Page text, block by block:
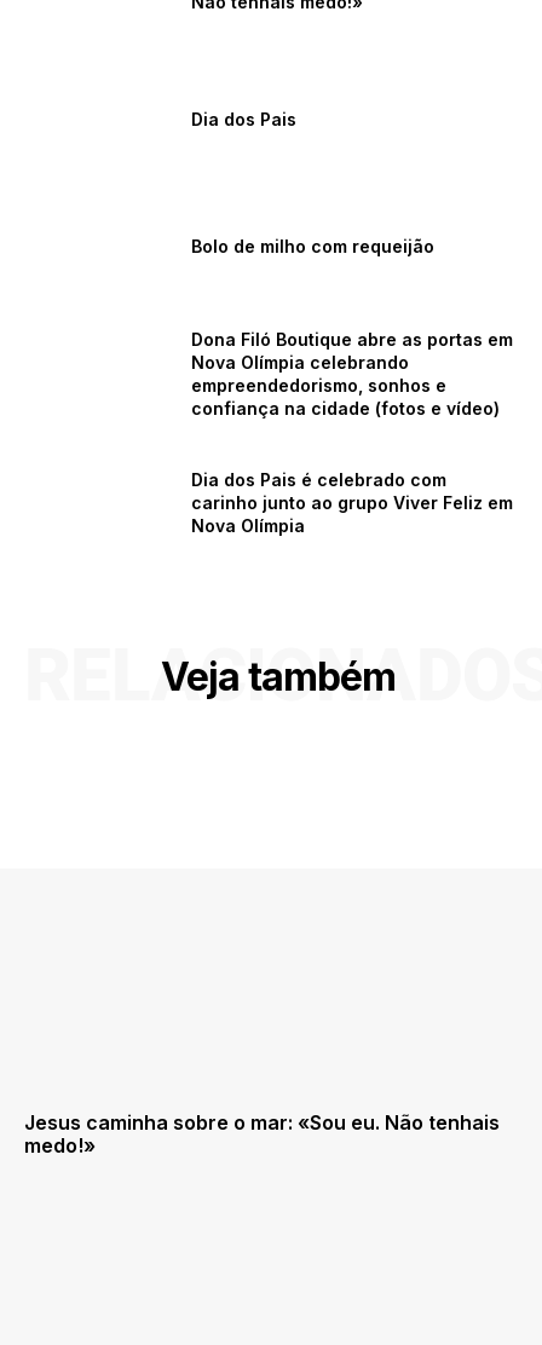
Dia dos Pais
Bolo de milho com requeijão
Dona Filó Boutique abre as portas em
Nova Olímpia celebrando
empreendedorismo, sonhos e
confiança na cidade (fotos e vídeo)
Dia dos Pais é celebrado com
carinho junto ao grupo Viver Feliz em
Nova Olímpia
Veja também
Jesus caminha sobre o mar: «Sou eu. Não tenhais
medo!»